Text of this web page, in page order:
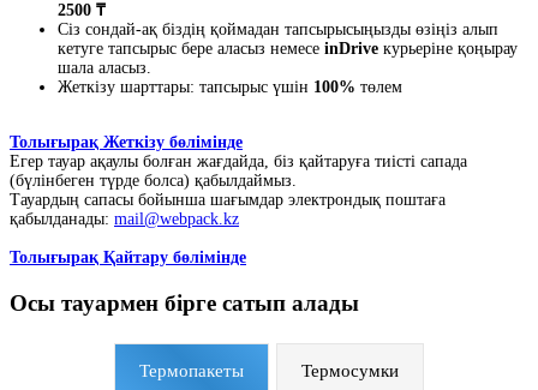
2500 ₸
Сіз сондай-ақ біздің қоймадан тапсырысыңызды өзіңіз алып
кетуге тапсырыс бере аласыз немесе inDrive курьеріне қоңырау
шала аласыз.
Жеткізу шарттары: тапсырыс үшін 100% төлем
Толығырақ Жеткізу бөлімінде
Егер тауар ақаулы болған жағдайда, біз қайтаруға тиісті сапада
(бүлінбеген түрде болса) қабылдаймыз.
Тауардың сапасы бойынша шағымдар электрондық поштаға
қабылданады: mail@webpack.kz
Толығырақ Қайтару бөлімінде
Осы тауармен бірге сатып алады
Термопакеты Термосумки